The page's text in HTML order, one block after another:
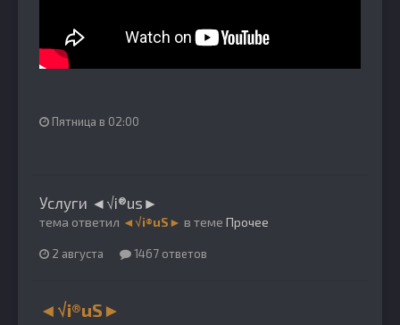
Пятница в 02:00
Услуги ◄√i®us►
тема ответил ◄√i®uS► в теме Прочее
2 августа 1467 ответов
◄√i®uS►